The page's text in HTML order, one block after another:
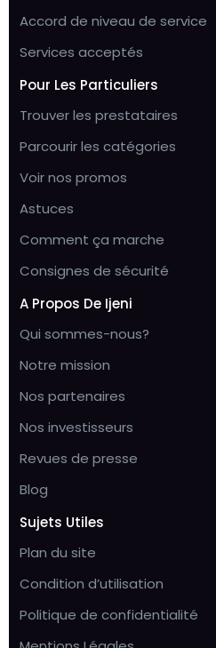
Accord de niveau de service
Services acceptés
Pour Les Particuliers
Trouver les prestataires
Parcourir les catégories
Voir nos promos
Astuces
Comment ça marche
Consignes de sécurité
A Propos De Ijeni
Qui sommes-nous?
Notre mission
Nos partenaires
Nos investisseurs
Revues de presse
Blog
Sujets Utiles
Plan du site
Condition d’utilisation
Politique de confidentialité